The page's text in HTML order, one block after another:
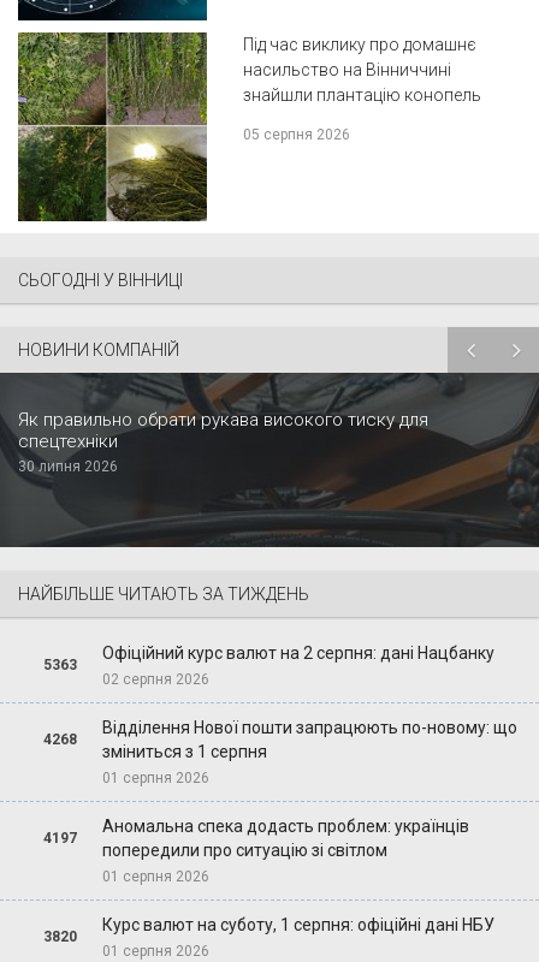
Під час виклику про домашнє
насильство на Вінниччині
знайшли плантацію конопель
05 серпня 2026
СЬОГОДНІ У ВІННИЦІ
НОВИНИ КОМПАНІЙ
Як правильно обрати рукава високого тиску для
спецтехніки
30 липня 2026
НАЙБІЛЬШЕ ЧИТАЮТЬ ЗА ТИЖДЕНЬ
5363
Офіційний курс валют на 2 серпня: дані Нацбанку
02 серпня 2026
4268
Відділення Нової пошти запрацюють по-новому: що
зміниться з 1 серпня
01 серпня 2026
4197
Аномальна спека додасть проблем: українців
попередили про ситуацію зі світлом
01 серпня 2026
3820
Курс валют на суботу, 1 серпня: офіційні дані НБУ
01 серпня 2026